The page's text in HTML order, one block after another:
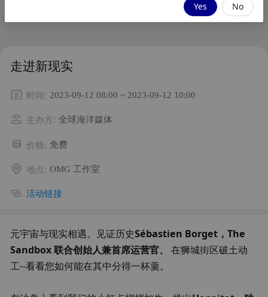
走进新现实
时间: 2023-09-12 08:00 ~ 2023-09-12 10:00
主办方: 全球海洋媒体
价格: 免费
地点 : OMG 工作室
活动链接
元宇宙与现实相遇。见证历史Sébastien Borget，The
Sandbox 联合创始人兼首席运营官、
在狮城街区破土动
工--看看您如何能在其中分得一杯羹。
Yes No